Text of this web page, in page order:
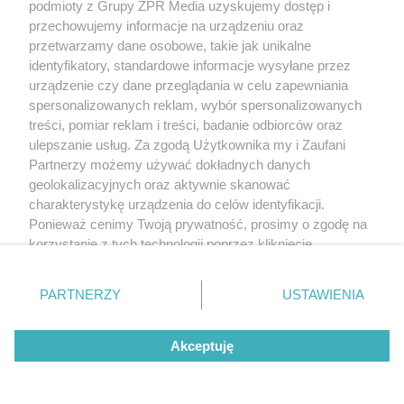
Daleko do pięciu porcji dziennie.
podmioty z Grupy ZPR Media uzyskujemy dostęp i
przechowujemy informacje na urządzeniu oraz
przetwarzamy dane osobowe, takie jak unikalne
identyfikatory, standardowe informacje wysyłane przez
urządzenie czy dane przeglądania w celu zapewniania
spersonalizowanych reklam, wybór spersonalizowanych
treści, pomiar reklam i treści, badanie odbiorców oraz
ulepszanie usług. Za zgodą Użytkownika my i Zaufani
Partnerzy możemy używać dokładnych danych
geolokalizacyjnych oraz aktywnie skanować
charakterystykę urządzenia do celów identyfikacji.
Ponieważ cenimy Twoją prywatność, prosimy o zgodę na
korzystanie z tych technologii poprzez kliknięcie
zmienić/wycofać klikając przycisk ustawień prywatności
znajdujący się w lewym dolnym rogu strony
rodzaje przetwarzania danych nie wymagają zgody
użytkownika, ale masz prawo sprzeciwić się takiemu
przetwarzaniu. Preferencje będą miały zastosowanie tylko
PARTNERZY USTAWIENIA
Akceptuję